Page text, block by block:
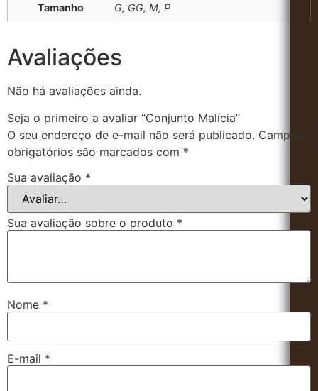
Tamanho G, GG, M, P
Avaliações
Não há avaliações ainda.
Seja o primeiro a avaliar “Conjunto Malícia”
O seu endereço de e-mail não será publicado. Campos
obrigatórios são marcados com *
Sua avaliação *
Sua avaliação sobre o produto *
Nome *
E-mail *